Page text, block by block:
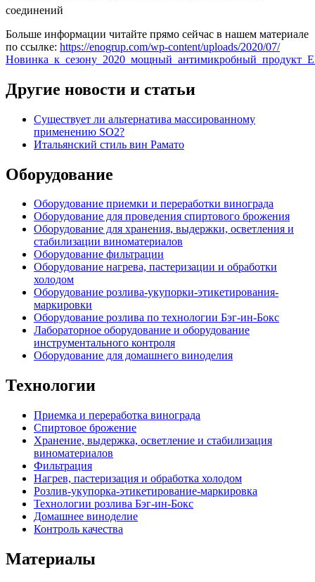
соединений
Больше информации читайте прямо сейчас в нашем материале
по ссылке: https://enogrup.com/wp-content/uploads/2020/07/
Другие новости и статьи
Существует ли альтернатива массированному
применению SO2?
Итальянский стиль вин Рамато
Оборудование
Оборудование приемки и переработки винограда
Оборудование для проведения спиртового брожения
Оборудование для хранения, выдержки, осветления и
стабилизации виноматериалов
Оборудование фильтрации
Оборудование нагрева, пастеризации и обработки
холодом
Оборудование розлива-укупорки-этикетирования-
маркировки
Оборудование розлива по технологии Бэг-ин-Бокс
Лабораторное оборудование и оборудование
инструментального контроля
Оборудование для домашнего виноделия
Технологии
Приемка и переработка винограда
Спиртовое брожение
Хранение, выдержка, осветление и стабилизация
виноматериалов
Фильтрация
Нагрев, пастеризация и обработка холодом
Розлив-укупорка-этикетирование-маркировка
Технологии розлива Бэг-ин-Бокс
Домашнее виноделие
Контроль качества
Материалы